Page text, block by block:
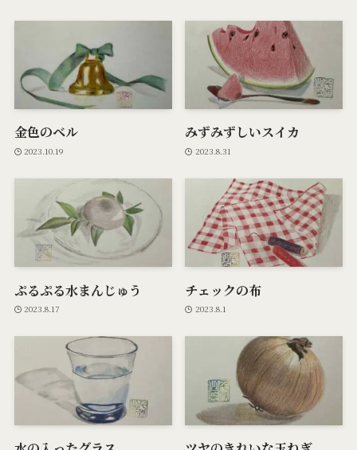
金色のベル
2023.10.19
みずみずしいスイカ
2023.8.31
ぷるぷる水まんじゅう
2023.8.17
チェックの布
2023.8.1